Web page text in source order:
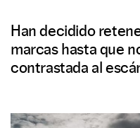
Han decidido
marcas hasta que
contrastada al